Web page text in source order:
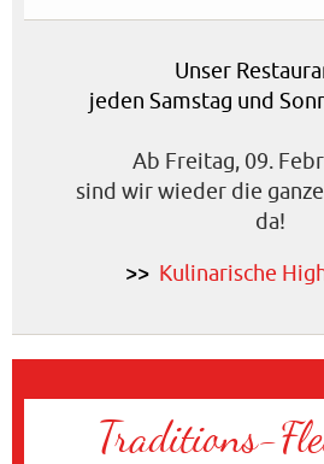
Unser
jeden Samstag und
Ab Freitag, 09.
sind wir wieder die
da!
>> Kulinarische